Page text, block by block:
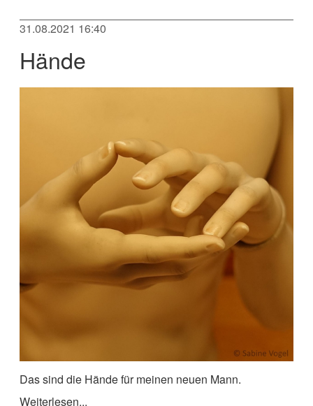
31.08.2021 16:40
Hände
Das sind die Hände für meinen neuen Mann.
Weiterlesen...